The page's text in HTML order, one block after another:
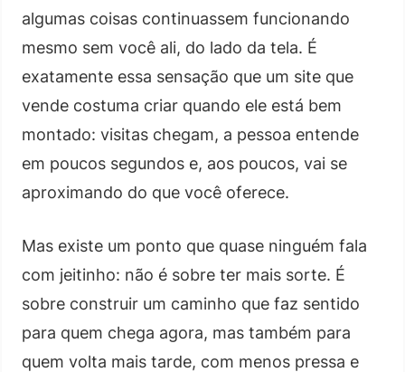
algumas coisas continuassem funcionando
mesmo sem você ali, do lado da tela. É
exatamente essa sensação que um site que
vende costuma criar quando ele está bem
montado: visitas chegam, a pessoa entende
em poucos segundos e, aos poucos, vai se
aproximando do que você oferece.
Mas existe um ponto que quase ninguém fala
com jeitinho: não é sobre ter mais sorte. É
sobre construir um caminho que faz sentido
para quem chega agora, mas também para
quem volta mais tarde, com menos pressa e